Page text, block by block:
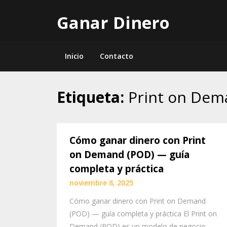
Ganar Dinero
Inicio Contacto
Etiqueta: Print on
Cómo ganar dinero con Print
on Demand (POD) — guía
completa y práctica
noviembre 8, 2025
Cómo ganar dinero con Print on Demand
(POD) — guía completa y práctica El Print on